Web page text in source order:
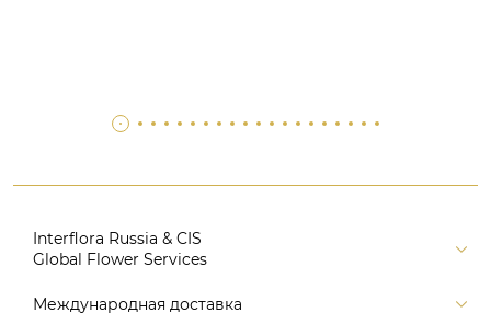
Interflora Russia & CIS
Global Flower Services
Версия для печати
Международная доставка